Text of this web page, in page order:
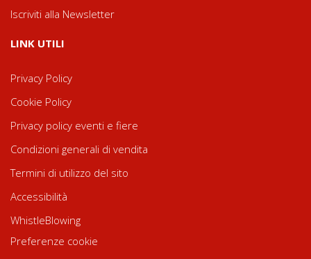
Iscriviti alla Newsletter
LINK UTILI
Privacy Policy
Cookie Policy
Privacy policy eventi e fiere
Condizioni generali di vendita
Termini di utilizzo del sito
Accessibilità
WhistleBlowing
Preferenze cookie